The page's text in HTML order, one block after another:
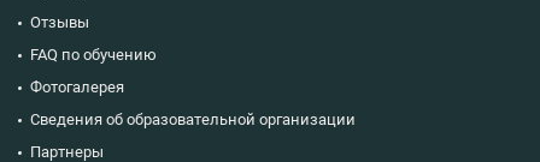
Отзывы
FAQ по обучению
Фотогалерея
Сведения об образовательной организации
Партнеры